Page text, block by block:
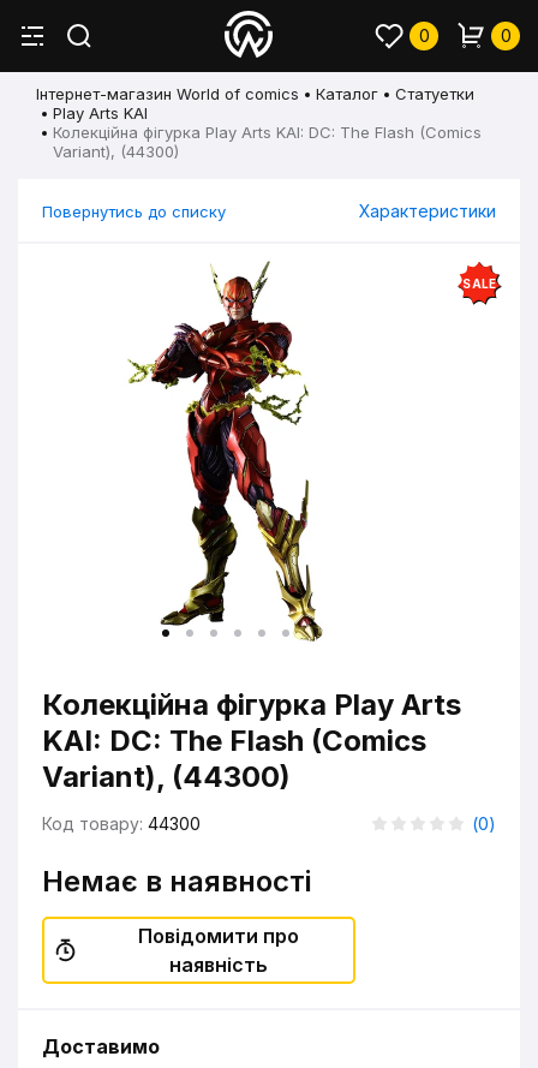
0 0
Інтернет-магазин World of comics Каталог
Статуетки
Play Arts KAI
Колекційна фігурка Play Arts KAI: DC: The Flash (Comics
Variant), (44300)
Повернутись до списку Характеристики
SALE
Колекційна фігурка Play Arts
KAI: DC: The Flash (Comics
Variant), (44300)
Код товару: 44300 (0)
Немає в наявності
Повідомити про
наявність
Доставимо